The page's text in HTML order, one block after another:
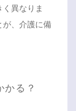
異なりま
が、介護に備
かる？